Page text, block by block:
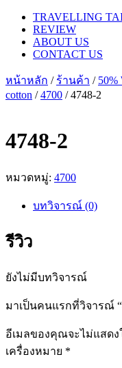
TRAVELLING
REVIEW
ABOUT US
CONTACT US
หน้าหลัก / ร้านค้า / 50%
cotton /4700 / 4748-2
4748-2
หมวดหมู่: 4700
บทวิจารณ์ (0)
รีวิว
ยังไม่มีบทวิจารณ์
มาเป็นคนแรกที่วิจารณ์
อีเมลของคุณจะไม่แสด
เครื่องหมาย *